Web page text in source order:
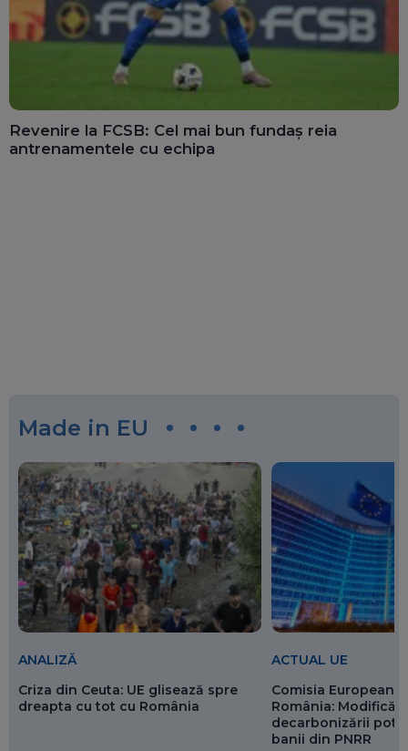
Revenire la FCSB: Cel mai bun fundaș reia
antrenamentele cu echipa
Made in EU
ANALIZĂ
Criza din Ceuta: UE glisează spre
dreapta cu tot cu România
ACTUAL UE
Comisia Europeană
România:
decarbonizării pot
banii din PNRR